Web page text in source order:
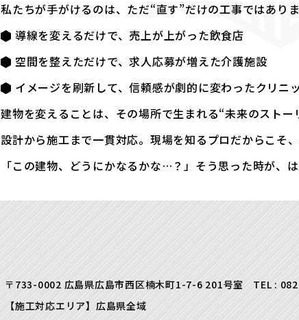
私たちが手がけるのは、ただ“直す”だけの工事ではありま
導線を変えるだけで、売上が上がった飲食店
空間を整えただけで、求人応募が増えた介護施設
イメージを刷新して、信頼感が劇的に変わったクリニ
建物を変えることは、その場所で生まれる“未来のストー
設計から施工まで一貫対応。現場を知るプロだからこそ
「この建物、どうにかなるかな…？」そう思った時が、は
〒733-0002 広島県広島市西区楠木町1-7-6 201号室 TEL :
【施工対応エリア】広島県全域